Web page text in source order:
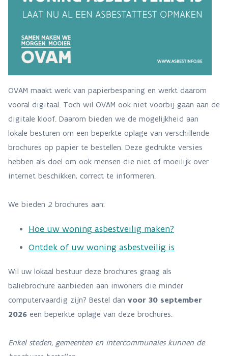
OVAM maakt werk van papierbesparing en werkt daarom
vooral digitaal. Toch wil OVAM ook niet voorbij gaan aan de
digitale kloof. Daarom bieden we de mogelijkheid aan
lokale besturen om een beperkte oplage van verschillende
brochures op papier te bestellen. Deze gedrukte versies
hebben als doel om ook mensen die niet of moeilijk over
internet beschikken, correct te informeren.
We bieden 2 brochures aan:
Hoe uw woning asbestveilig maken?
Ontdek of uw woning asbestveilig is
Wil uw lokaal bestuur deze brochures graag als
baliebrochure aanbieden aan inwoners die minder
computervaardig zijn? Bestel dan voor 30 september
2026 een beperkte oplage van deze brochures.
Enkel steden, gemeenten en intercommunales kunnen de